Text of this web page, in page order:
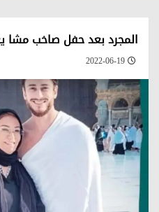
المجرد بعد حفل صاخب مشا
2022-06-19